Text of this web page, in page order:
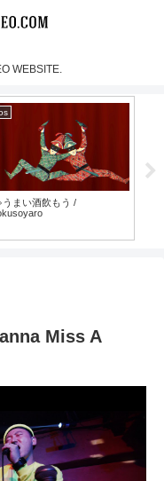
WEBSITE.
うまい酒飲もう /
Miss A